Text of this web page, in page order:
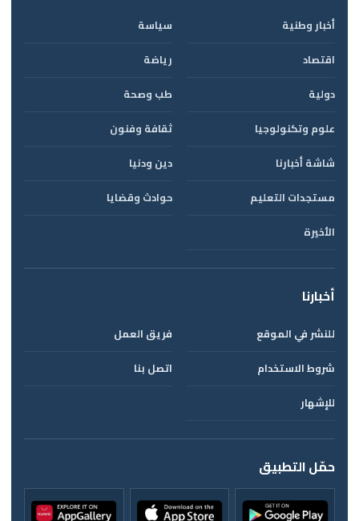
أخبار وطنية
سياسة
اقتصاد
رياضة
دولية
طب وصحة
علوم وتكنولوجيا
ثقافة وفنون
شاشة أخبارنا
دين ودنيا
مستجدات التعليم
حوادث وقضايا
الأخيرة
أخبارنا
للنشر في الموقع
فريق العمل
شروط الاستخدام
اتصل بنا
للإشهار
حمّل التطبيق